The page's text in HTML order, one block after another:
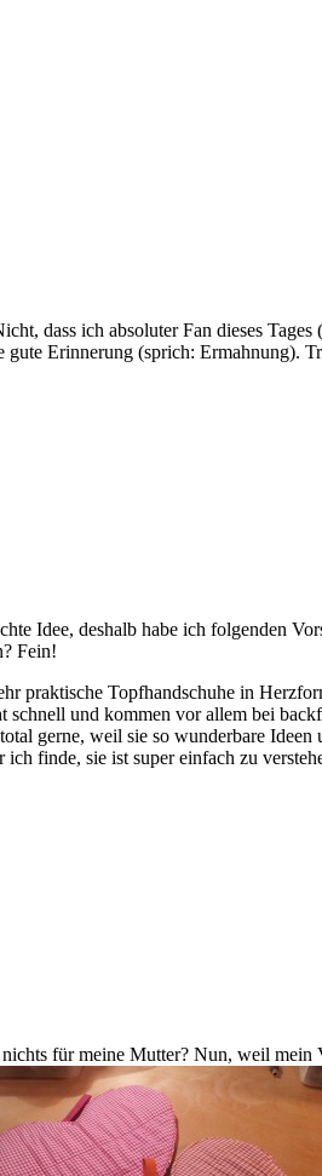
dass ich absoluter Fan dieses
Erinnerung (sprich:
Idee, deshalb habe ich folgenden
Fein!
praktische Topfhandschuhe in
und kommen vor allem bei
gerne, weil sie so wunderbare
finde, sie ist super einfach zu
für meine Mutter? Nun, weil